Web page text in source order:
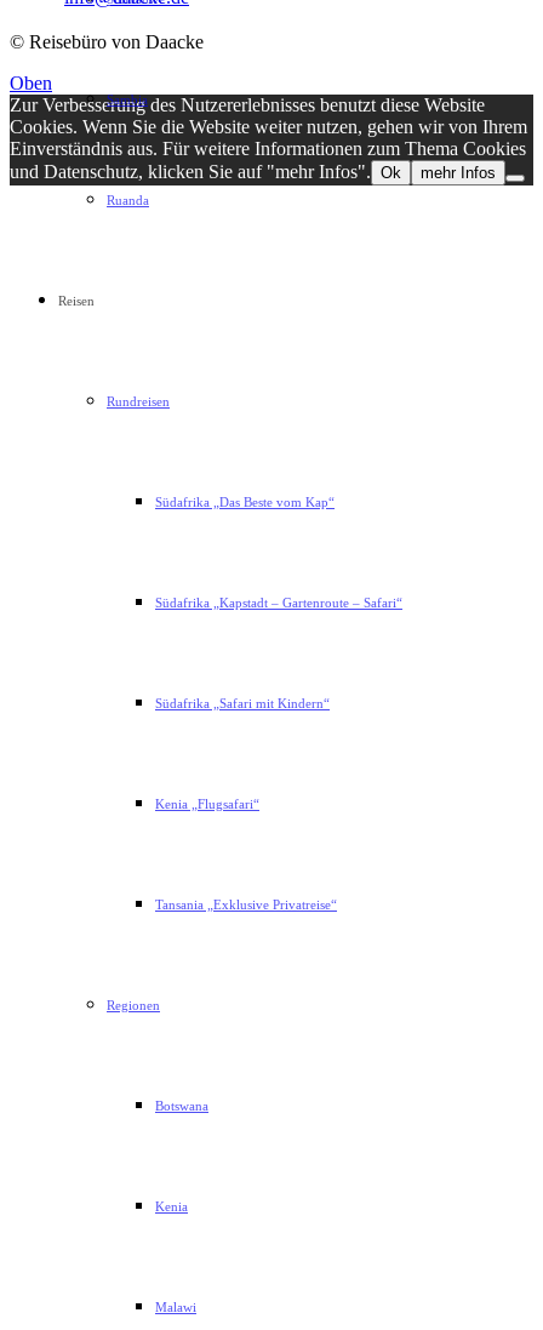
Sambia
Ruanda
Reisen
Rundreisen
Südafrika „Das Beste vom Kap“
Südafrika „Kapstadt – Gartenroute – Safari“
Südafrika „Safari mit Kindern“
Kenia „Flugsafari“
Tansania „Exklusive Privatreise“
Regionen
Botswana
Kenia
Malawi
© Reisebüro von Daacke
Oben
Zur Verbesserung des Nutzererlebnisses benutzt diese Website
Cookies. Wenn Sie die Website weiter nutzen, gehen wir von Ihrem
Einverständnis aus. Für weitere Informationen zum Thema Cookies
und Datenschutz, klicken Sie auf "mehr Infos". Ok mehr Infos